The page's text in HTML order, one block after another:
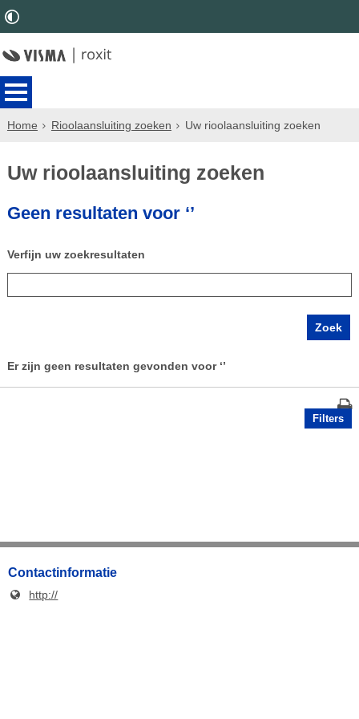
Home Rioolaansluiting zoeken Uw rioolaansluiting zoeken
Uw rioolaansluiting zoeken
Geen resultaten voor ‘’
Verfijn uw zoekresultaten
Er zijn geen resultaten gevonden voor ‘’
Filters
Contactinformatie
http://